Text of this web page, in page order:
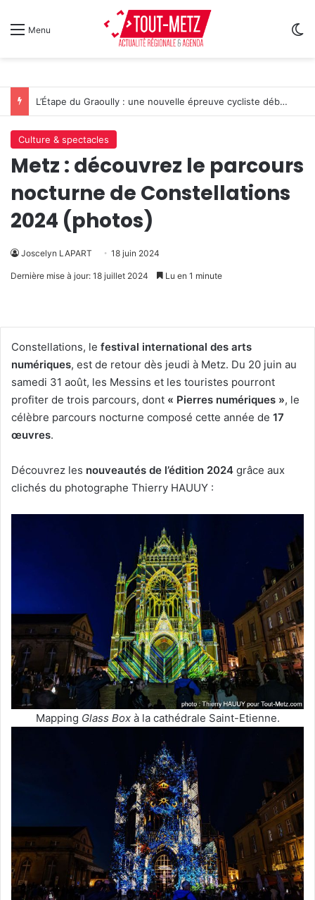
Menu
L’Étape du Graoully : une nouvelle épreuve cycliste débarque à Metz
Culture & spectacles
Metz : découvrez le parcours
nocturne de Constellations
2024 (photos)
Joscelyn LAPART 18 juin 2024
Dernière mise à jour: 18 juillet 2024 Lu en 1 minute
Constellations, le festival international des arts
numériques, est de retour dès jeudi à Metz. Du 20 juin au
samedi 31 août, les Messins et les touristes pourront
profiter de trois parcours, dont « Pierres numériques », le
célèbre parcours nocturne composé cette année de 17
œuvres.
Découvrez les nouveautés de l’édition 2024 grâce aux
clichés du photographe Thierry HAUUY :
Mapping Glass Boxà la cathédrale Saint-Etienne.